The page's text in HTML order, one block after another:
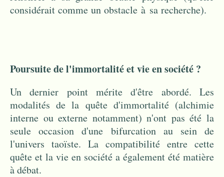
considérait comme un obstacle à sa recherche).
Poursuite de l'immortalité et vie en société ?
Un dernier point mérite d'être abordé. Les
modalités de la quête d'immortalité (alchimie
interne ou externe notamment) n'ont pas été la
seule occasion d'une bifurcation au sein de
l'univers taoïste. La compatibilité entre cette
quête et la vie en société a également été matière
à débat.